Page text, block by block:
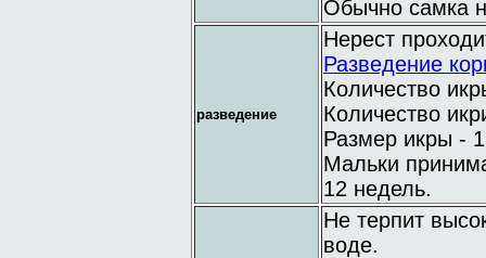
Обычно самка
разведение
Нерест
Разведение
Количество
Количество
Размер икры -
Мальки
12 недель.
Не терпит
воде.